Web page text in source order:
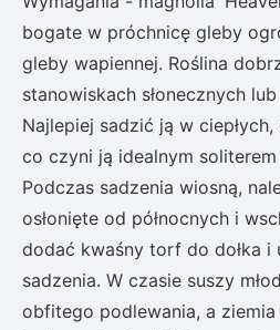
bogate w próchnicę gleby
gleby wapiennej. Roślina
stanowiskach słonecznych
Najlepiej sadzić ją w ciepłych,
co czyni ją idealnym
Podczas sadzenia wiosną,
osłonięte od północnych i
dodać kwaśny torf do dołka i
sadzenia. W czasie suszy
obfitego podlewania, a ziemia